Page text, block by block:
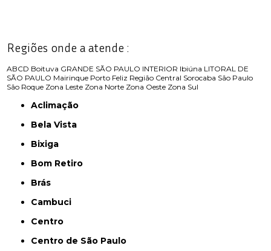
Regiões onde a atende :
ABCD Boituva GRANDE SÃO PAULO INTERIOR Ibiúna LITORAL DE
SÃO PAULO Mairinque Porto Feliz Região Central Sorocaba São Paulo
São Roque Zona Leste Zona Norte Zona Oeste Zona Sul
Aclimação
Bela Vista
Bixiga
Bom Retiro
Brás
Cambuci
Centro
Centro de São Paulo